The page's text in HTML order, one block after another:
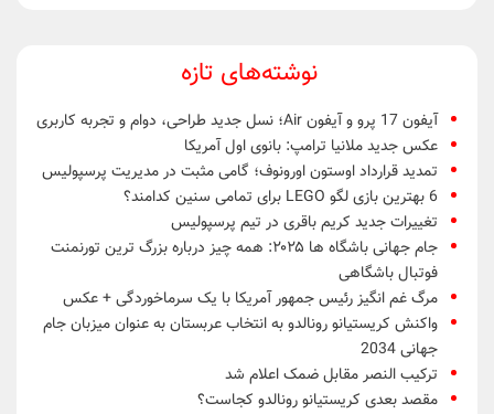
نوشته‌های تازه
آیفون 17 پرو و آیفون Air؛ نسل جدید طراحی، دوام و تجربه کاربری
عکس جدید ملانیا ترامپ: بانوی اول آمریکا
تمدید قرارداد اوستون اورونوف؛ گامی مثبت در مدیریت پرسپولیس
6 بهترین بازی لگو LEGO برای تمامی سنین کدامند؟
تغییرات جدید کریم باقری در تیم پرسپولیس
جام جهانی باشگاه ها ۲۰۲۵: همه چیز درباره بزرگ ترین تورنمنت
فوتبال باشگاهی
مرگ غم انگیز رئیس جمهور آمریکا با یک سرماخوردگی + عکس
واکنش کریستیانو رونالدو به انتخاب عربستان به عنوان میزبان جام
جهانی 2034
ترکیب النصر مقابل ضمک اعلام شد
مقصد بعدی کریستیانو رونالدو کجاست؟